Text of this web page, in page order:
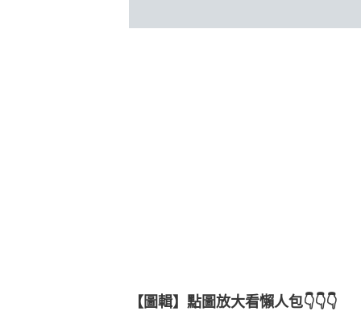
【圖輯】點圖放大看懶人包👇👇👇